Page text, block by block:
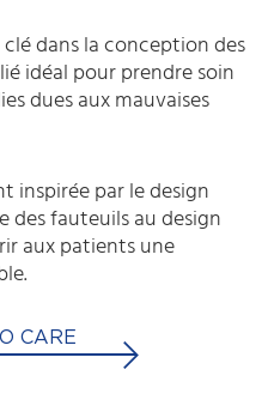
dans la conception des
idéal pour prendre soin
dues aux mauvaises
inspirée par le design
des fauteuils au design
aux patients une
CARE